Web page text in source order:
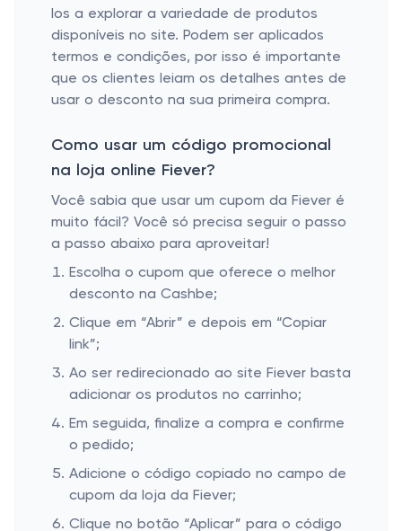
los a explorar a variedade de produtos
disponíveis no site. Podem ser aplicados
termos e condições, por isso é importante
que os clientes leiam os detalhes antes de
usar o desconto na sua primeira compra.
Como usar um código promocional
na loja online Fiever?
Você sabia que usar um cupom da Fiever é
muito fácil? Você só precisa seguir o passo
a passo abaixo para aproveitar!
Escolha o cupom que oferece o melhor
desconto na Cashbe;
Clique em “Abrir” e depois em “Copiar
link”;
Ao ser redirecionado ao site Fiever basta
adicionar os produtos no carrinho;
Em seguida, finalize a compra e confirme
o pedido;
Adicione o código copiado no campo de
cupom da loja da Fiever;
Clique no botão “Aplicar” para o código